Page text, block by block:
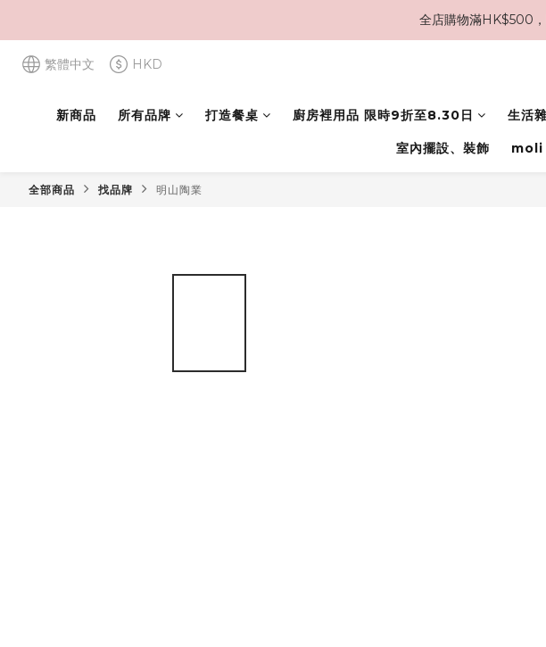
全店購物滿HK$500，
繁體中文 HKD
新商品 所有品牌 打造餐桌 廚房裡用品 限時9折至8.30日 生活
室內擺設、裝飾 moli
全部商品 找品牌 明山陶業